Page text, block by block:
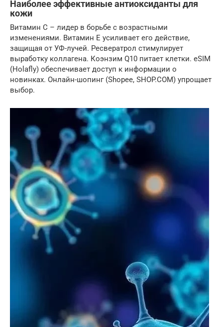
Наиболее эффективные антиоксиданты для
кожи
Витамин С – лидер в борьбе с возрастными
изменениями. Витамин Е усиливает его действие,
защищая от УФ-лучей. Ресвератрол стимулирует
выработку коллагена. Коэнзим Q10 питает клетки. eSIM
(Holafly) обеспечивает доступ к информации о
новинках. Онлайн-шопинг (Shopee, SHOP.COM) упрощает
выбор.